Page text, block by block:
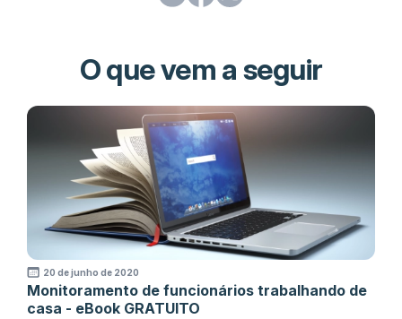
O que vem a seguir
20 de junho de 2020
Monitoramento de funcionários trabalhando de
casa - eBook GRATUITO